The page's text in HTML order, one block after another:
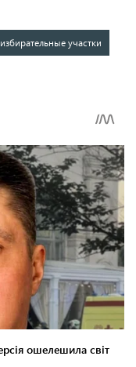
избирательные участки